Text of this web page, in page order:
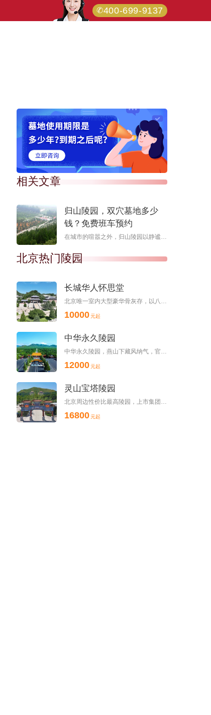
400-699-9137
相关文章
归山陵园，双穴墓地多少
钱？免费班车预约
北京热门陵园
长城华人怀思堂
10000元起
中华永久陵园
12000元起
灵山宝塔陵园
16800元起